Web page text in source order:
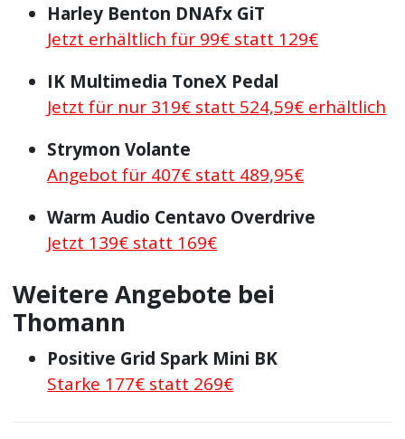
Harley Benton DNAfx GiT
Jetzt erhältlich für 99€ statt 129€
IK Multimedia ToneX Pedal
Jetzt für nur 319€ statt 524,59€ erhältlich
Strymon Volante
Angebot für 407€ statt 489,95€
Warm Audio Centavo Overdrive
Jetzt 139€ statt 169€
Weitere Angebote bei
Thomann
Positive Grid Spark Mini BK
Starke 177€ statt 269€